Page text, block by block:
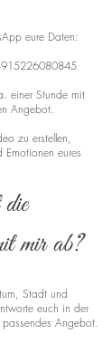
eure Daten:
einer Stunde mit
Angebot.
zu erstellen,
eures
mir ab?
Stadt und
euch in der
Angebot.